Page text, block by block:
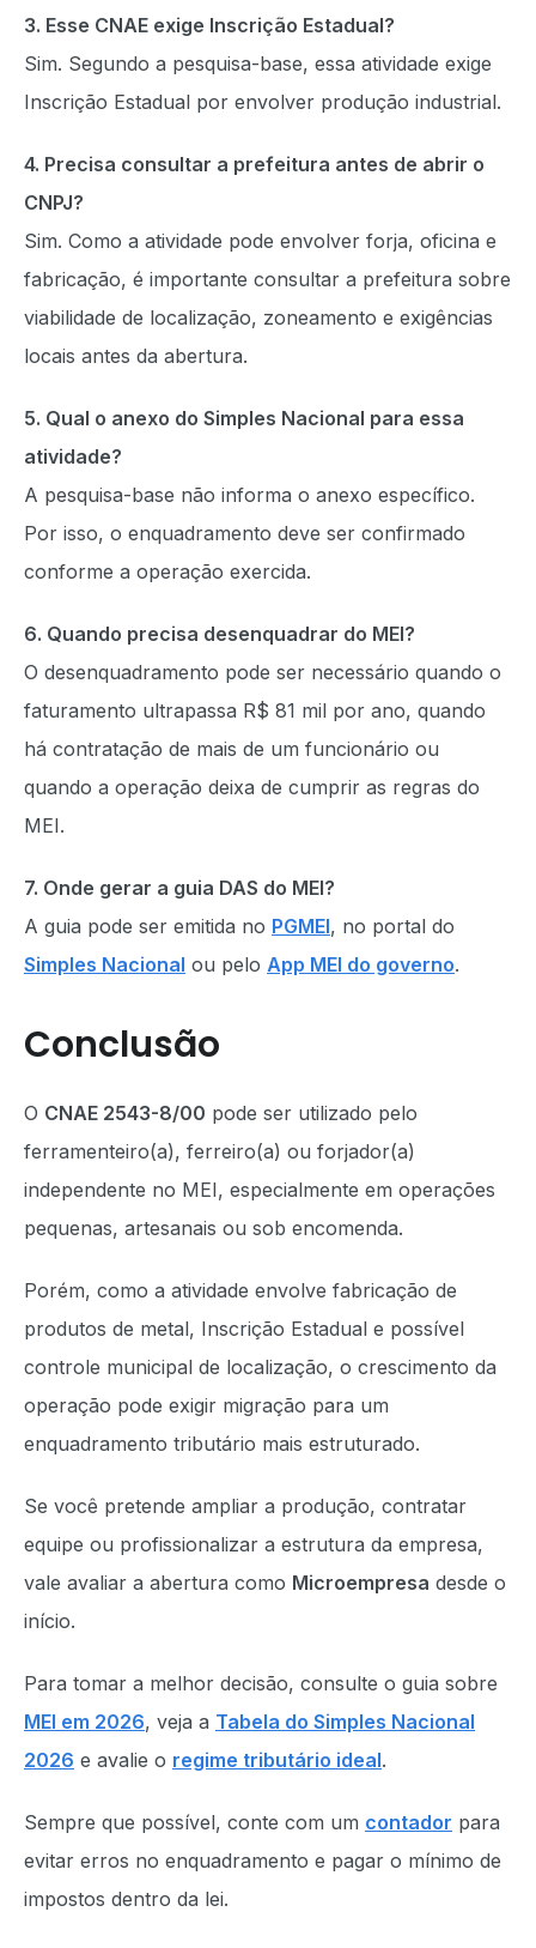
3. Esse CNAE exige Inscrição Estadual?
Sim. Segundo a pesquisa-base, essa atividade exige
Inscrição Estadual por envolver produção industrial.
4. Precisa consultar a prefeitura antes de abrir o
CNPJ?
Sim. Como a atividade pode envolver forja, oficina e
fabricação, é importante consultar a prefeitura sobre
viabilidade de localização, zoneamento e exigências
locais antes da abertura.
5. Qual o anexo do Simples Nacional para essa
atividade?
A pesquisa-base não informa o anexo específico.
Por isso, o enquadramento deve ser confirmado
conforme a operação exercida.
6. Quando precisa desenquadrar do MEI?
O desenquadramento pode ser necessário quando o
faturamento ultrapassa R$ 81 mil por ano, quando
há contratação de mais de um funcionário ou
quando a operação deixa de cumprir as regras do
MEI.
7. Onde gerar a guia DAS do MEI?
A guia pode ser emitida no PGMEI, no portal do
Simples Nacional ou pelo App MEI do governo.
Conclusão
O CNAE 2543-8/00 pode ser utilizado pelo
ferramenteiro(a), ferreiro(a) ou forjador(a)
independente no MEI, especialmente em operações
pequenas, artesanais ou sob encomenda.
Porém, como a atividade envolve fabricação de
produtos de metal, Inscrição Estadual e possível
controle municipal de localização, o crescimento da
operação pode exigir migração para um
enquadramento tributário mais estruturado.
Se você pretende ampliar a produção, contratar
equipe ou profissionalizar a estrutura da empresa,
vale avaliar a abertura como Microempresa desde o
início.
Para tomar a melhor decisão, consulte o guia sobre
MEI em 2026, veja a Tabela do Simples Nacional
2026 e avalie o regime tributário ideal.
Sempre que possível, conte com um contador para
evitar erros no enquadramento e pagar o mínimo de
impostos dentro da lei.